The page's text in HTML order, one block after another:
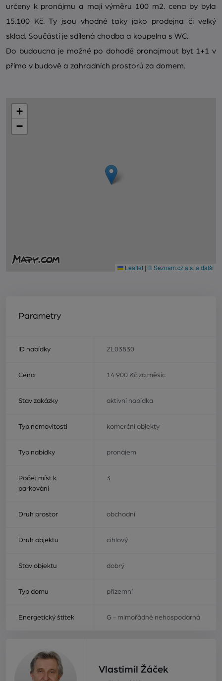
určeny k pronájmu a mají výměru 100 m2. cena by byla
15.100 Kč. Ty jsou vhodné taky jako prodejna či velký
sklad. Součástí je sdílená chodba a koupelna s WC.
Do budoucna je možné po dohodě pronajmout byt 1+1 v
přímo v budově a zahradních prostorů za domem.
+
−
Leaflet | © Seznam.cz a.s. a další
Parametry
ID nabídky ZL03830
Cena 14 900 Kč za měsíc
Stav zakázky aktivní nabídka
Typ nemovitosti komerční objekty
Typ nabídky pronájem
Počet míst k
parkování
3
Druh prostor obchodní
Druh objektu cihlový
Stav objektu dobrý
Typ domu přízemní
Energetický štítek G - mimořádně nehospodárná
Vlastimil Žáček